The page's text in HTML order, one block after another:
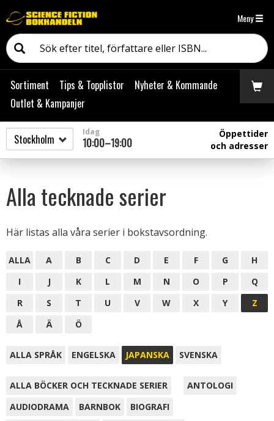
Meny
Sortiment Tips & Topplistor
Nyheter & Kommande
Outlet & Kampanjer
Idag
10:00–19:00
Öppettider
och adresser
Alla tecknade serier
Här listas alla våra serier i bokstavsordning.
ALLA A B C D E F G
H
I
J K L M N O P
Q
R
S T U V W X Y
Z
Å
Ä Ö
ALLA SPRÅK ENGELSKA JAPANSKA SVENSKA
ALLA BÖCKER OCH TECKNADE SERIER
ANTOLOGI
AUDIODRAMA
BARNBOK
BIOGRAFI